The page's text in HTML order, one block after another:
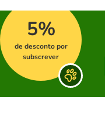
5%
de desconto por
subscrever